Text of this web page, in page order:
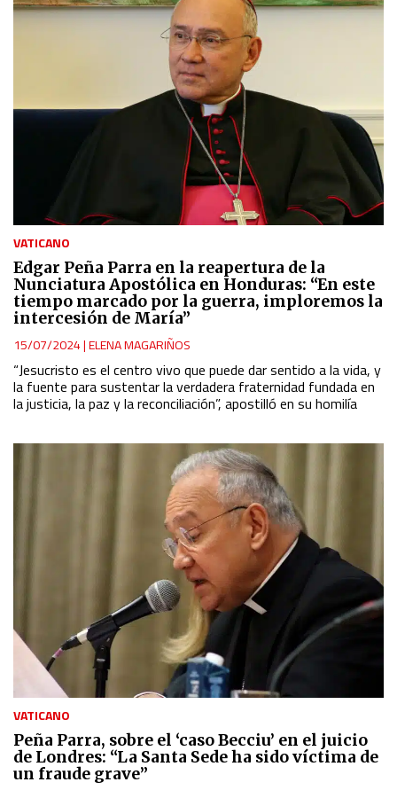
VATICANO
Edgar Peña Parra en la reapertura de la
Nunciatura Apostólica en Honduras: “En este
tiempo marcado por la guerra, imploremos la
intercesión de María”
15/07/2024|ELENA MAGARIÑOS
“Jesucristo es el centro vivo que puede dar sentido a la vida, y
la fuente para sustentar la verdadera fraternidad fundada en
la justicia, la paz y la reconciliación”, apostilló en su homilía
VATICANO
Peña Parra, sobre el ‘caso Becciu’ en el juicio
de Londres: “La Santa Sede ha sido víctima de
un fraude grave”
Use profiles to select personalised content
Measure advertising performance
Measure content performance
Understand audiences through statistics or combinations
of data from different sources
Develop and improve services
Use limited data to select content
Use precise geolocation data
Identify devices based on information actively requested
Advertising